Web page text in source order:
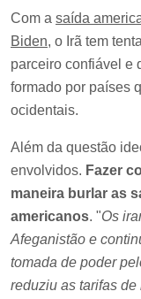
Com a saída
Biden, o Irã tem
parceiro confiável e
formado por países
ocidentais.
Além da questão
envolvidos. Fazer
maneira burlar as
americanos. "Os
Afeganistão e
tomada de poder
reduziu as tarifas